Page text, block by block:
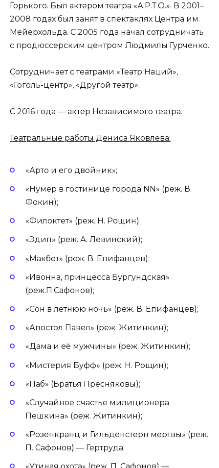
Горького. Был актером театра «А.Р.Т.О.». В 2001–
2008 годах был занят в спектаклях Центра им.
Мейерхольда. С 2005 года начал сотрудничать
с продюссерским центром Людмилы Гурченко.
Сотрудничает с театрами «Театр Наций»,
«Гоголь-центр», «Другой театр».
С 2016 года — актер Независимого театра.
Театральные работы Дениса Яковлева:
«Арто и его двойник»;
«Нумер в гостинице города NN» (реж. В.
Фокин);
«Филоктет» (реж. Н. Рощин);
«Эдип» (реж. А. Левинский);
«Макбет» (реж. В. Епифанцев);
«Ивонна, принцесса Бургундская»
(реж.П.Сафонов);
«Сон в летнюю ночь» (реж. В. Епифанцев);
«Апостол Павел» (реж. Житинкин);
«Дама и её мужчины» (реж. Житинкин);
«Мистерия Буфф» (реж. Н. Рощин);
«Паб» (Братья Пресняковы);
«Случайное счастье милиционера
Пешкина» (реж. Житинкин);
«Розенкранц и Гильденстерн мертвы» (реж.
П. Сафонов) — Гертруда;